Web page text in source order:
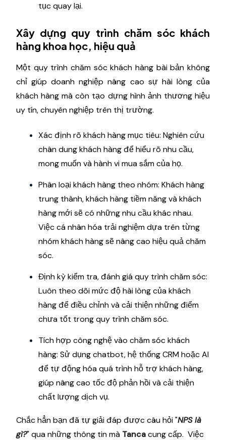
tục quay lại.
Xây dựng quy trình chăm sóc khách
hàng khoa học, hiệu quả
Một quy trình chăm sóc khách hàng bài bản không
chỉ giúp doanh nghiệp nâng cao sự hài lòng của
khách hàng mà còn tạo dựng hình ảnh thương hiệu
uy tín, chuyên nghiệp trên thị trường.
Xác định rõ khách hàng mục tiêu: Nghiên cứu
chân dung khách hàng để hiểu rõ nhu cầu,
mong muốn và hành vi mua sắm của họ.
Phân loại khách hàng theo nhóm: Khách hàng
trung thành, khách hàng tiềm năng và khách
hàng mới sẽ có những nhu cầu khác nhau.
Việc cá nhân hóa trải nghiệm dựa trên từng
nhóm khách hàng sẽ nâng cao hiệu quả chăm
sóc.
Định kỳ kiểm tra, đánh giá quy trình chăm sóc:
Luôn theo dõi mức độ hài lòng của khách
hàng để điều chỉnh và cải thiện những điểm
chưa tốt trong quy trình chăm sóc.
Tích hợp công nghệ vào chăm sóc khách
hàng: Sử dụng chatbot, hệ thống CRM hoặc AI
để tự động hóa quá trình hỗ trợ khách hàng,
giúp nâng cao tốc độ phản hồi và cải thiện
chất lượng dịch vụ.
Chắc hẳn bạn đã tự giải đáp được câu hỏi "NPS là
gì?" qua những thông tin mà Tancacung cấp. Việc